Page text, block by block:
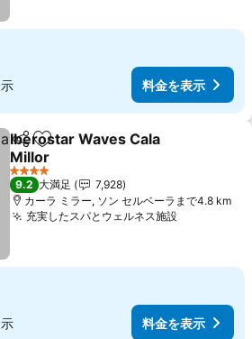
料金を表示
シェアお気に入りに追加
Iberostar Waves Cala
Millor
4 ホテルのランク
9.2 大満足
7,928
カーラ ミラー, ソン セルベーラまで4.8 km
充実したスパとウェルネス施設
料金を表示